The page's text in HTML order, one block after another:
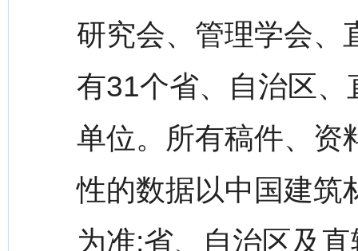
研究会、管理学会、
有31个省、自治区
单位。所有稿件、资
性的数据以中国建筑
为准;省、自治区及